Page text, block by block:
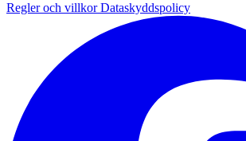
Regler och villkorDataskyddspolicy